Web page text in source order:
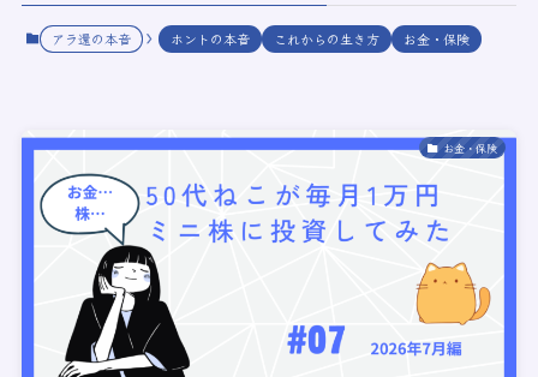
アラ還の本音 ホントの本音 これからの生き方 お金・保険
お金・保険